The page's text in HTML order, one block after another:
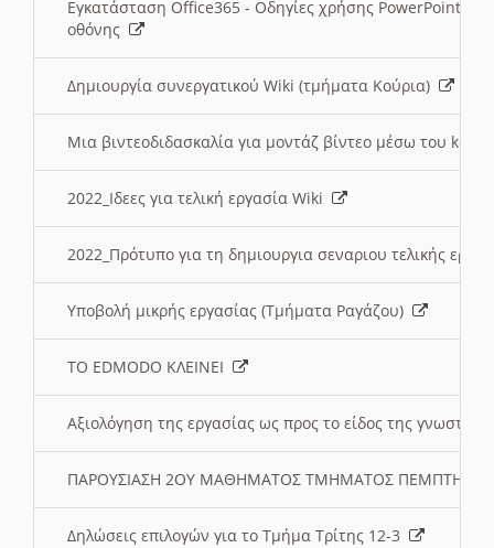
Εγκατάσταση Office365 - Οδηγίες χρήσης PowerPoint
οθόνης
Δημιουργία συνεργατικού Wiki (τμήματα Κούρια)
Μια βιντεοδιδασκαλία για μοντάζ βίντεο μέσω του
2022_Ιδεες για τελική εργασία Wiki
2022_Πρότυπο για τη δημιουργια σεναριου τελικής
Υποβολή μικρής εργασίας (Τμήματα Ραγάζου)
ΤΟ EDMODO ΚΛΕΙΝΕΙ
Αξιολόγηση της εργασίας ως προς το είδος της
ΠΑΡΟΥΣΙΑΣΗ 2ΟΥ ΜΑΘΗΜΑΤΟΣ ΤΜΗΜΑΤΟΣ
Δηλώσεις επιλογών για το Τμήμα Τρίτης 12-3